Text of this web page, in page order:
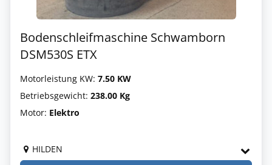
Bodenschleifmaschine Schwamborn
DSM530S ETX
Motorleistung KW: 7.50 KW
Betriebsgewicht: 238.00 Kg
Motor: Elektro
HILDEN